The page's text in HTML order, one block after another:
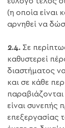
(η οποία είναι
αρνηθεί να
2.4. Σε
καθυστερεί
διαστήματος
και σε κάθε
είναι συνεπής
επεξεργασίας